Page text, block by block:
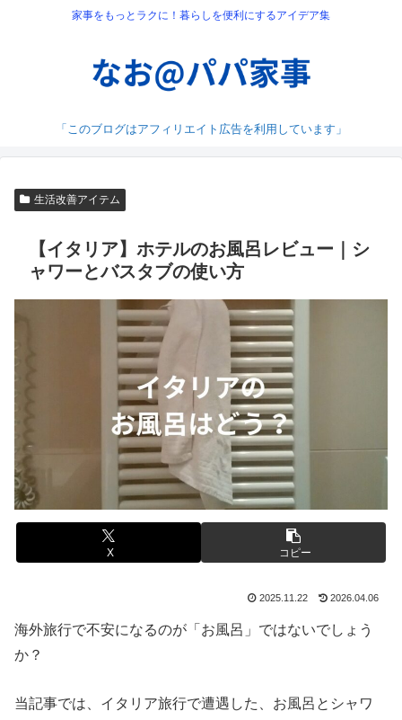
家事をもっとラクに！暮らしを便利にするアイデア集
「このブログはアフィリエイト広告を利用しています」
生活改善アイテム
【イタリア】ホテルのお風呂レビュー｜シ
ャワーとバスタブの使い方
X コピー
2025.11.22 2026.04.06
海外旅行で不安になるのが「お風呂」ではないでしょう
か？
当記事では、イタリア旅行で遭遇した、お風呂とシャワ